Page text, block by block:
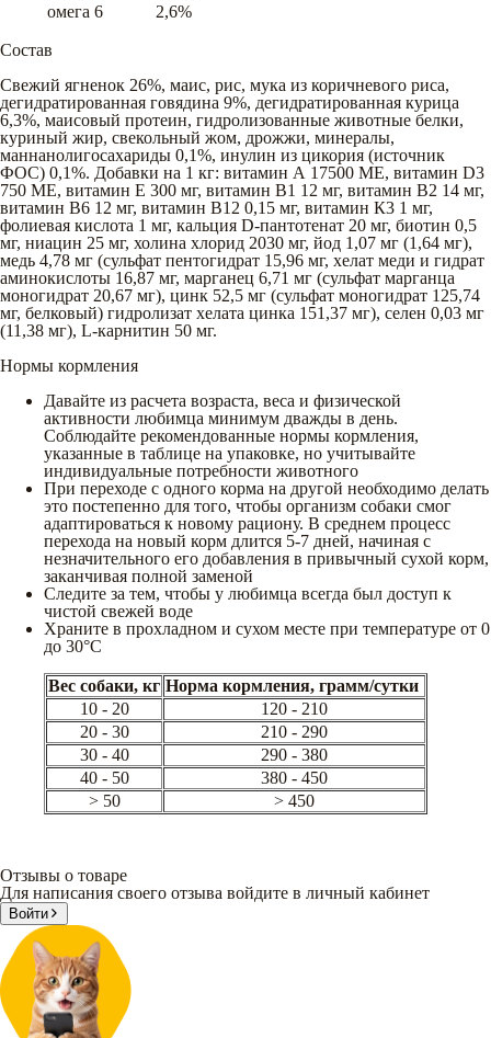
омега 6
2,6%
Состав
Свежий ягненок 26%, маис, рис, мука из коричневого риса,
дегидратированная говядина 9%, дегидратированная курица
6,3%, маисовый протеин, гидролизованные животные белки,
куриный жир, свекольный жом, дрожжи, минералы,
маннанолигосахариды 0,1%, инулин из цикория (источник
ФОС) 0,1%. Добавки на 1 кг: витамин А 17500 МЕ, витамин D3
750 МЕ, витамин Е 300 мг, витамин В1 12 мг, витамин В2 14 мг,
витамин В6 12 мг, витамин В12 0,15 мг, витамин К3 1 мг,
фолиевая кислота 1 мг, кальция D-пантотенат 20 мг, биотин 0,5
мг, ниацин 25 мг, холина хлорид 2030 мг, йод 1,07 мг (1,64 мг),
медь 4,78 мг (сульфат пентогидрат 15,96 мг, хелат меди и гидрат
аминокислоты 16,87 мг, марганец 6,71 мг (сульфат марганца
моногидрат 20,67 мг), цинк 52,5 мг (сульфат моногидрат 125,74
мг, белковый) гидролизат хелата цинка 151,37 мг), селен 0,03 мг
(11,38 мг), L-карнитин 50 мг.
Нормы кормления
Давайте из расчета возраста, веса и физической
активности любимца минимум дважды в день.
Соблюдайте рекомендованные нормы кормления,
указанные в таблице на упаковке, но учитывайте
индивидуальные потребности животного
При переходе с одного корма на другой необходимо делать
это постепенно для того, чтобы организм собаки смог
адаптироваться к новому рациону. В среднем процесс
перехода на новый корм длится 5-7 дней, начиная с
незначительного его добавления в привычный сухой корм,
заканчивая полной заменой
Следите за тем, чтобы у любимца всегда был доступ к
чистой свежей воде
Храните в прохладном и сухом месте при температуре от 0
до 30°С
Вес собаки, кг Норма кормления, грамм/сутки
10 - 20
120 - 210
20 - 30
210 - 290
30 - 40
290 - 380
40 - 50
380 - 450
> 50
> 450
Отзывы о товаре
Для написания своего отзыва войдите в личный кабинет
Войти